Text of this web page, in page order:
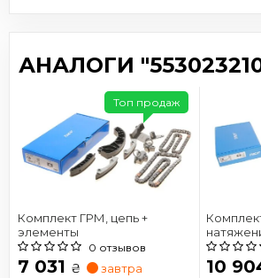
АНАЛОГИ
Комплект ГРМ, цепь +
элементы
0 отзывов
7 031 ₴ завтра
Топ продаж
10